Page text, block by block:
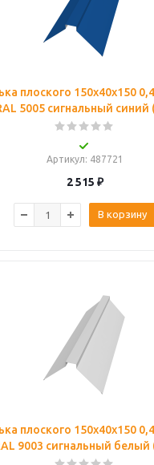
плоского 150х40х150
5005 сигнальный синий
Артикул: 487721
2 515 ₽
В корзину
плоского 150х40х150
9003 сигнальный белый